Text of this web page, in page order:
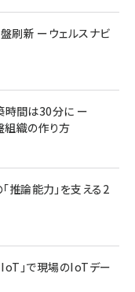
刷新 ーウェルスナビ
時間は30分に ー
組織の作り方
推論能力」を支える2
」で現場のIoTデー